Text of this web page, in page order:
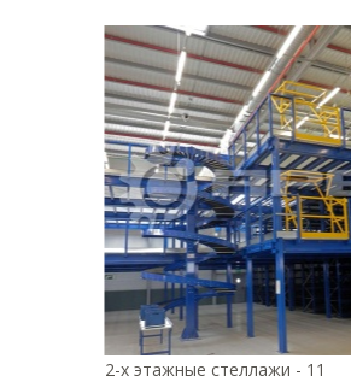
2-х этажные стеллажи - 11